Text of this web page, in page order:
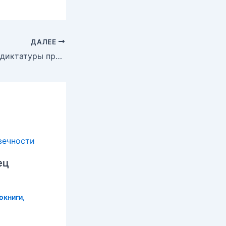
ДАЛЕЕ
Бриллианты для диктатуры пролетариата Семенов Юлиан
,